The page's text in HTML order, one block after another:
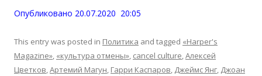
Опубликовано 20.07.2020 20:05
This entry was posted in Политика and tagged «Harper's
Magazine», «культура отмены», cancel culture,Алексей
Цветков,Артемий Магун, Гарри Каспаров, Джеймс Янг, Джоан